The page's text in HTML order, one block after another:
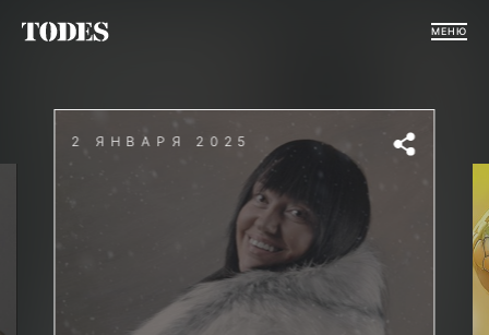
МЕНЮ
2 ЯНВАРЯ 2025